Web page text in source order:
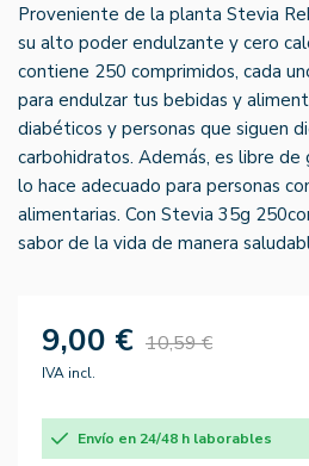
Proveniente de la planta Stevia
su alto poder endulzante y cero
contiene 250 comprimidos, cada
para endulzar tus bebidas y
diabéticos y personas que siguen
carbohidratos. Además, es libre
lo hace adecuado para personas
alimentarias. Con Stevia 35g
sabor de la vida de manera
9,00 € 10,59 €
IVA incl.
Envío en 24/48 h laborables